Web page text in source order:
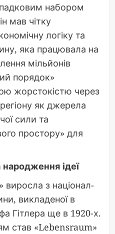
набором
мав чітку
логіку та
яка працювала на
мільйонів
порядок»
жорстокістю через
як джерела
сили та
простору» для
народження ідеї
виросла з націонал-
викладеної в
Гітлера ще в 1920-х.
став «Lebensraum»